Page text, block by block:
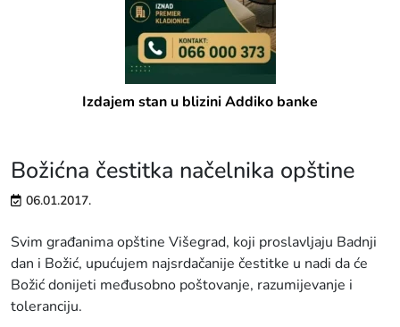
Izdajem stan u blizini Addiko banke
Božićna čestitka načelnika opštine
06.01.2017.
Svim građanima opštine Višegrad, koji proslavljaju Badnji
dan i Božić, upućujem najsrdačanije čestitke u nadi da će
Božić donijeti međusobno poštovanje, razumijevanje i
toleranciju.